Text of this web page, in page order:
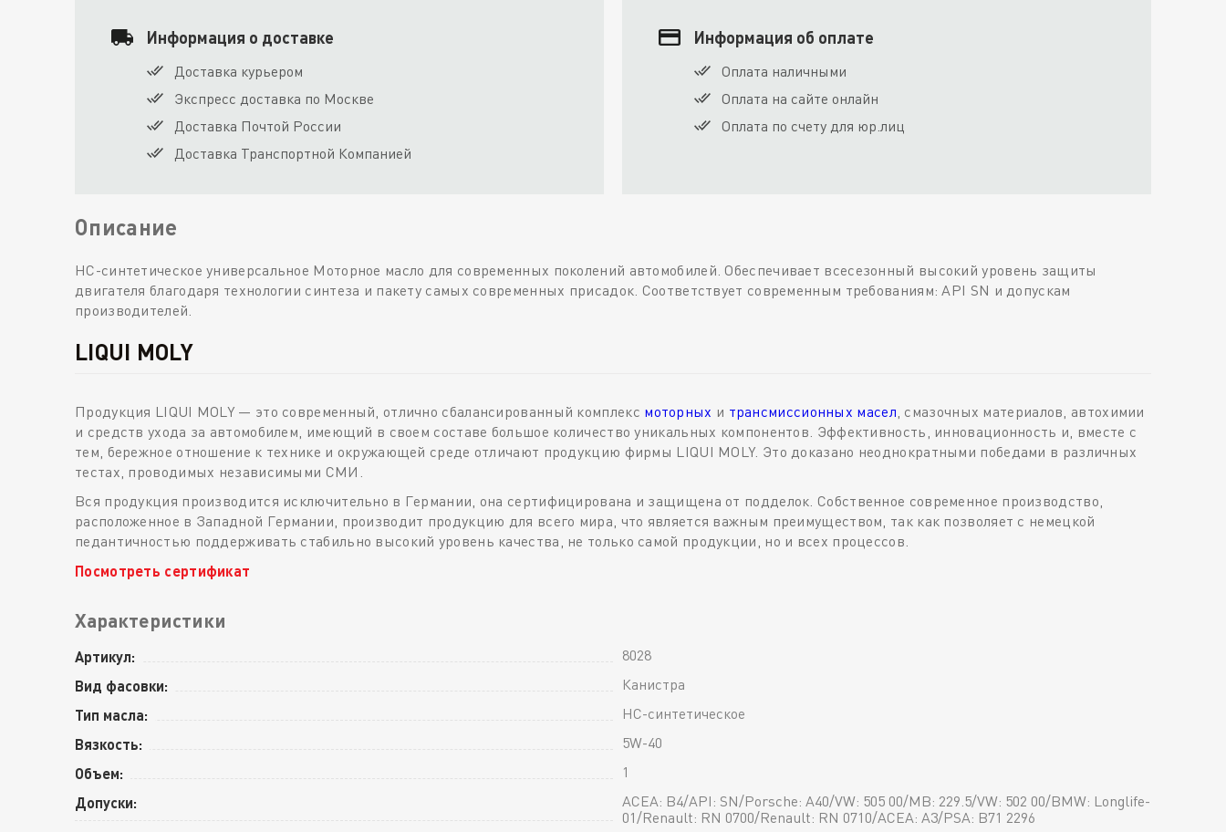
Информация о доставке
Доставка курьером
Экспресс доставка по Москве
Доставка Почтой России
Доставка Транспортной Компанией
Информация об оплате
Оплата наличными
Оплата на сайте онлайн
Оплата по счету для юр.лиц
Описание
HC-синтетическое универсальное Моторное масло для современных поколений автомобилей. Обеспечивает всесезонный высокий уровень защиты
двигателя благодаря технологии синтеза и пакету самых современных присадок. Соответствует современным требованиям: API SN и допускам
производителей.
LIQUI MOLY
Продукция LIQUI MOLY — это современный, отлично сбалансированный комплекс моторных и трансмиссионных масел, смазочных материалов, автохимии
и средств ухода за автомобилем, имеющий в своем составе большое количество уникальных компонентов. Эффективность, инновационность и, вместе с
тем, бережное отношение к технике и окружающей среде отличают продукцию фирмы LIQUI MOLY. Это доказано неоднократными победами в различных
тестах, проводимых независимыми СМИ.
Вся продукция производится исключительно в Германии, она сертифицирована и защищена от подделок. Собственное современное производство,
расположенное в Западной Германии, производит продукцию для всего мира, что является важным преимуществом, так как позволяет с немецкой
педантичностью поддерживать стабильно высокий уровень качества, не только самой продукции, но и всех процессов.
Посмотреть сертификат
Характеристики
Артикул: 8028
Вид фасовки: Канистра
Тип масла: HC-синтетическое
Вязкость: 5W-40
Объем: 1
Допуски:
ACEA: B4/API: SN/Porsche: A40/VW: 505 00/MB: 229.5/VW: 502 00/BMW: Longlife-
01/Renault: RN 0700/Renault: RN 0710/ACEA: A3/PSA: B71 2296